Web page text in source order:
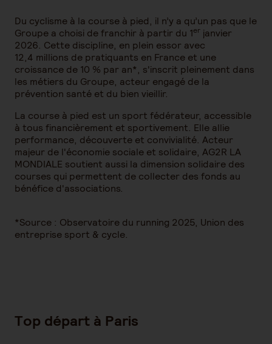
Du cyclisme à la course à pied, il n’y a qu’un pas que le
Groupe a choisi de franchir à partir du 1er janvier
2026. Cette discipline, en plein essor avec
12,4 millions de pratiquants en France et une
croissance de 10 % par an*, s'inscrit pleinement dans
les métiers du Groupe, acteur engagé de la
prévention santé et du bien vieillir.
La course à pied est un sport fédérateur, accessible
à tous financièrement et sportivement. Elle allie
performance, découverte et convivialité. Acteur
majeur de l'économie sociale et solidaire, AG2R LA
MONDIALE soutient aussi la dimension solidaire des
courses qui permettent de collecter des fonds au
bénéfice d'associations.
*Source : Observatoire du running 2025, Union des
entreprise sport & cycle.
Top départ à Paris